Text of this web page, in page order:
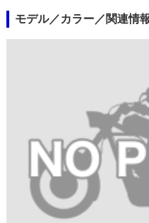
モデル／カラー／関連情